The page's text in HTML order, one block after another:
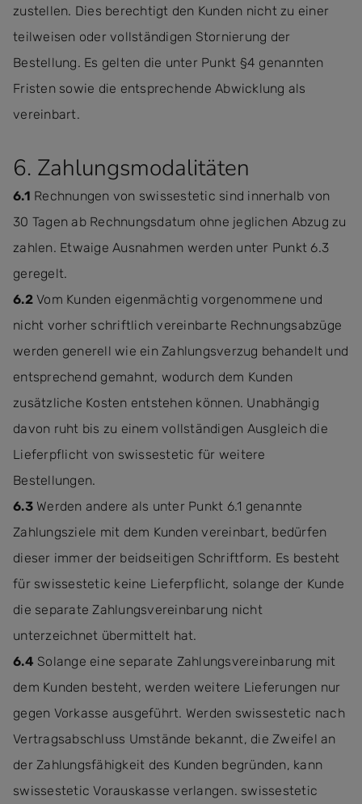
zustellen. Dies berechtigt den Kunden nicht zu einer
teilweisen oder vollständigen Stornierung der
Bestellung. Es gelten die unter Punkt §4 genannten
Fristen sowie die entsprechende Abwicklung als
vereinbart.
6. Zahlungsmodalitäten
6.1 Rechnungen von swissestetic sind innerhalb von
30 Tagen ab Rechnungsdatum ohne jeglichen Abzug zu
zahlen. Etwaige Ausnahmen werden unter Punkt 6.3
geregelt.
6.2Vom Kunden eigenmächtig vorgenommene und
nicht vorher schriftlich vereinbarte Rechnungsabzüge
werden generell wie ein Zahlungsverzug behandelt und
entsprechend gemahnt, wodurch dem Kunden
zusätzliche Kosten entstehen können. Unabhängig
davon ruht bis zu einem vollständigen Ausgleich die
Lieferpflicht von swissestetic für weitere
Bestellungen.
6.3Werden andere als unter Punkt 6.1 genannte
Zahlungsziele mit dem Kunden vereinbart, bedürfen
dieser immer der beidseitigen Schriftform. Es besteht
für swissestetic keine Lieferpflicht, solange der Kunde
die separate Zahlungsvereinbarung nicht
unterzeichnet übermittelt hat.
6.4 Solange eine separate Zahlungsvereinbarung mit
dem Kunden besteht, werden weitere Lieferungen nur
gegen Vorkasse ausgeführt. Werden swissestetic nach
Vertragsabschluss Umstände bekannt, die Zweifel an
der Zahlungsfähigkeit des Kunden begründen, kann
swissestetic Vorauskasse verlangen. swissestetic